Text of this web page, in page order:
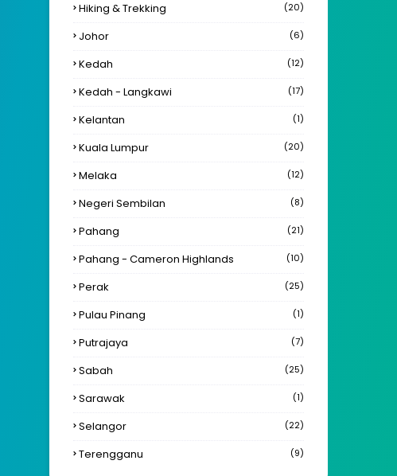
Hiking & Trekking (20)
Johor (6)
Kedah (12)
Kedah - Langkawi (17)
Kelantan (1)
Kuala Lumpur (20)
Melaka (12)
Negeri Sembilan (8)
Pahang (21)
Pahang - Cameron Highlands (10)
Perak (25)
Pulau Pinang (1)
Putrajaya (7)
Sabah (25)
Sarawak (1)
Selangor (22)
Terengganu (9)